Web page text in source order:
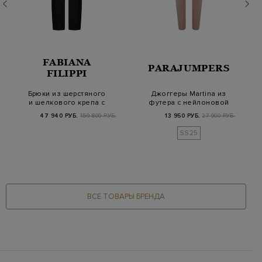
FABIANA
FILIPPI
Брюки из шерстяного
и шелкового крепа с
47 940 РУБ. 159 800 РУБ.
PARAJUMPERS
Джоггеры Martina из
футера с нейлоновой
13 950 РУБ. 27 900 РУБ.
SS25
ВСЕ ТОВАРЫ БРЕНДА